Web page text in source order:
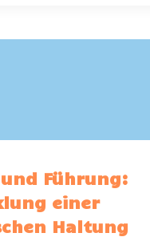
Führung:
einer
Haltung